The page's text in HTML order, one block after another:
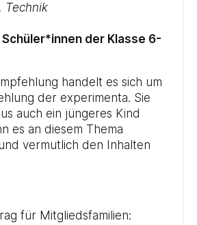
Technik
der Klasse 6-
handelt es sich um
der experimenta. Sie
auch ein jüngeres Kind
es an diesem Thema
vermutlich den Inhalten
für Mitgliedsfamilien: